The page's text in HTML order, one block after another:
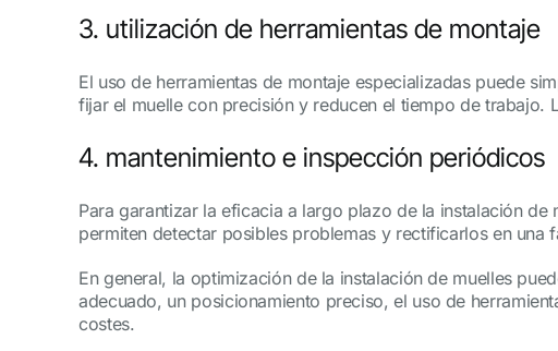
3. utilización de herramientas de montaje
El uso de herramientas de montaje especializadas puede
fijar el muelle con precisión y reducen el tiempo de trabajo.
4. mantenimiento e inspección periódicos
Para garantizar la eficacia a largo plazo de la instalación
permiten detectar posibles problemas y rectificarlos en
En general, la optimización de la instalación de muelles
adecuado, un posicionamiento preciso, el uso de
costes.